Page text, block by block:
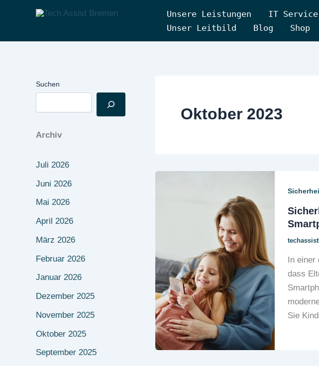
Unsere Leistungen IT
Unser Leitbild
Blog Shop
Suchen
Archiv
Juli 2026
Juni 2026
Mai 2026
April 2026
März 2026
Februar 2026
Januar 2026
Dezember 2025
November 2025
Oktober 2025
September 2025
Oktober 2023
In einer
dass
Sie